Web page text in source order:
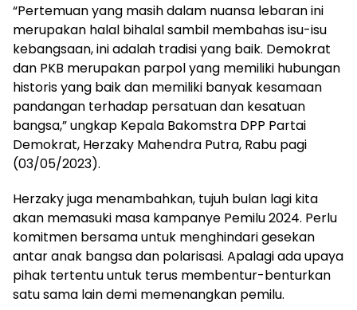
“Pertemuan yang masih dalam nuansa lebaran ini
merupakan halal bihalal sambil membahas isu-isu
kebangsaan, ini adalah tradisi yang baik. Demokrat
dan PKB merupakan parpol yang memiliki hubungan
historis yang baik dan memiliki banyak kesamaan
pandangan terhadap persatuan dan kesatuan
bangsa,” ungkap Kepala Bakomstra DPP Partai
Demokrat, Herzaky Mahendra Putra, Rabu pagi
(03/05/2023).
Herzaky juga menambahkan, tujuh bulan lagi kita
akan memasuki masa kampanye Pemilu 2024. Perlu
komitmen bersama untuk menghindari gesekan
antar anak bangsa dan polarisasi. Apalagi ada upaya
pihak tertentu untuk terus membentur-benturkan
satu sama lain demi memenangkan pemilu.